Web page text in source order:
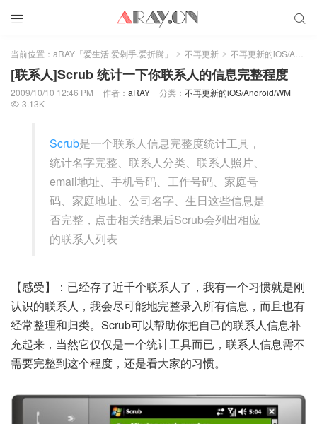
 
当前位置： aRAY「爱生活.爱剁手.爱折腾」 > 不再更新 > 不再更新的iOS/Android/WM
[联系人]Scrub 统计一下你联系人的信息完整程度
2009/10/10 12:46 PM 作者： aRAY 分类： 不再更新的iOS/Android/WM
 3.13K
Scrub是一个联系人信息完整度统计工具，
统计名字完整、联系人分类、联系人照片、
email地址、手机号码、工作号码、家庭号
码、家庭地址、公司名字、生日这些信息是
否完整，点击相关结果后Scrub会列出相应
的联系人列表
【感受】：已经存了近千个联系人了，我有一个习惯就是刚
认识的联系人，我会尽可能地完整录入所有信息，而且也有
经常整理和归类。Scrub可以帮助你把自己的联系人信息补
充起来，当然它仅仅是一个统计工具而已，联系人信息需不
需要完整到这个程度，还是看大家的习惯。